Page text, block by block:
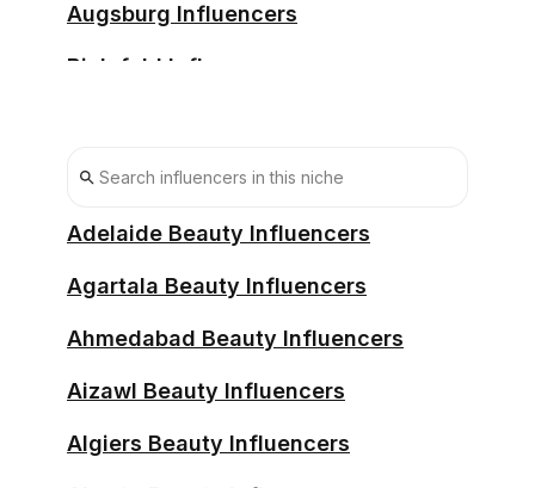
Augsburg Influencers
Bielefeld Influencers
Bonn Influencers
Bremen Influencers
Chemnitz Influencers
Darmstadt Influencers
Dortmund Influencers
Dresden Influencers
Adelaide Beauty Influencers
Agartala Beauty Influencers
Ahmedabad Beauty Influencers
Aizawl Beauty Influencers
Algiers Beauty Influencers